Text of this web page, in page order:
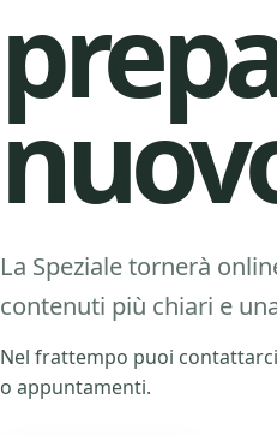
La Speziale tornerà
contenuti più chiari e
Nel frattempo puoi
o appuntamenti.